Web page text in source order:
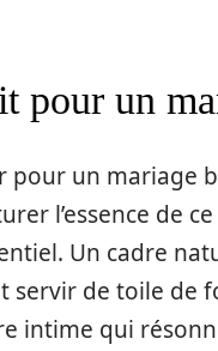
pour un
un mariage
l’essence de
Un cadre
servir de toile de
intime qui